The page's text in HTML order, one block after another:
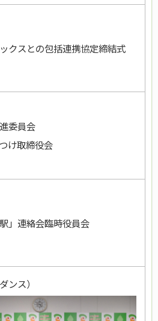
クスとの包括連携協定締結式
委員会
け取締役会
」連絡会臨時役員会
ンス）